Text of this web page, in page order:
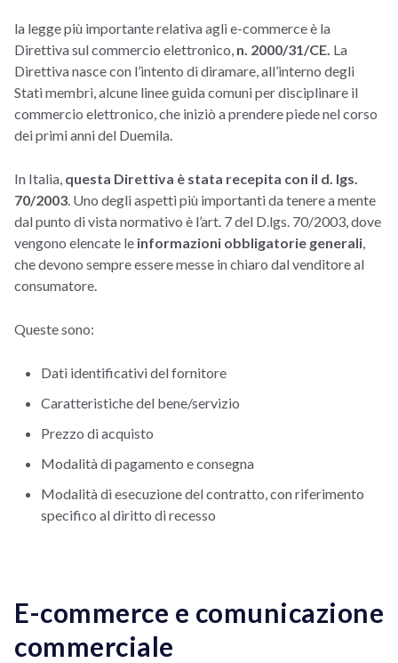
la legge più importante relativa agli e-commerce è la
Direttiva sul commercio elettronico, n. 2000/31/CE. La
Direttiva nasce con l’intento di diramare, all’interno degli
Stati membri, alcune linee guida comuni per disciplinare il
commercio elettronico, che iniziò a prendere piede nel corso
dei primi anni del Duemila.
In Italia, questa Direttiva è stata recepita con il d. lgs.
70/2003 . Uno degli aspetti più importanti da tenere a mente
dal punto di vista normativo è l’art. 7 del D.lgs. 70/2003, dove
vengono elencate le informazioni obbligatorie generali
che devono sempre essere messe in chiaro dal venditore al
consumatore.
Queste sono:
Dati identificativi del fornitore
Caratteristiche del bene/servizio
Prezzo di acquisto
Modalità di pagamento e consegna
Modalità di esecuzione del contratto, con riferimento
specifico al diritto di recesso
E-commerce e comunicazione
commerciale